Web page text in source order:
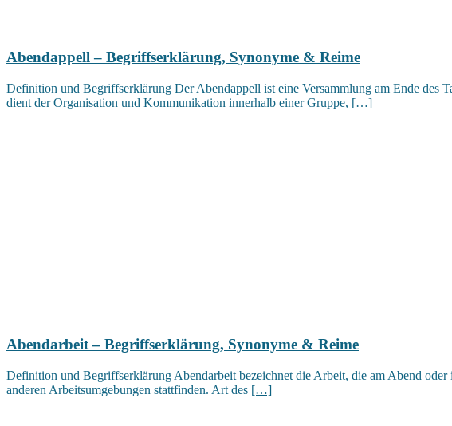
Abendappell – Begriffserklärung, Synonyme & Reime
Definition und Begriffserklärung Der Abendappell ist eine Versammlung am Ende des
dient der Organisation und Kommunikation innerhalb einer Gruppe, […]
Abendarbeit – Begriffserklärung, Synonyme & Reime
Definition und Begriffserklärung Abendarbeit bezeichnet die Arbeit, die am Abend
anderen Arbeitsumgebungen stattfinden. Art des […]